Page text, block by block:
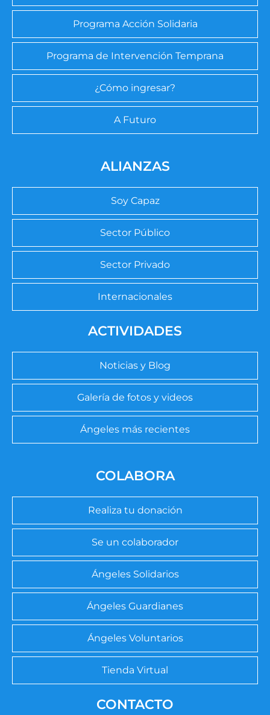
Programa Acción Solidaria
Programa de Intervención Temprana
¿Cómo ingresar?
A Futuro
ALIANZAS
Soy Capaz
Sector Público
Sector Privado
Internacionales
ACTIVIDADES
Noticias y Blog
Galería de fotos y videos
Ángeles más recientes
COLABORA
Realiza tu donación
Se un colaborador
Ángeles Solidarios
Ángeles Guardianes
Ángeles Voluntarios
Tienda Virtual
CONTACTO